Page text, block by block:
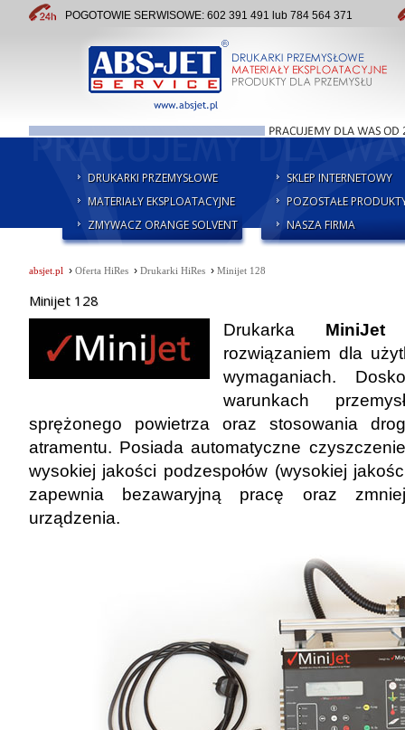
POGOTOWIE SERWISOWE: 602 391 491 lub 784 564 371
DRUKARKI PRZEMYSŁOWE
MATERIAŁY EKSPLOATACYJNE
ZMYWACZ ORANGE SOLVENT
SKLEP INTERNETOWY
POZOSTAŁE
NASZA FIRMA
absjet.pl› Oferta HiRes› Drukarki HiRes› Minijet 128
Minijet 128
Drukarka MiniJet
rozwiązaniem dla
wymaganiach.
warunkach
sprężonego powietrza oraz stosowania
atramentu. Posiada automatyczne
wysokiej jakości podzespołów (wysokiej
zapewnia bezawaryjną pracę oraz
urządzenia.